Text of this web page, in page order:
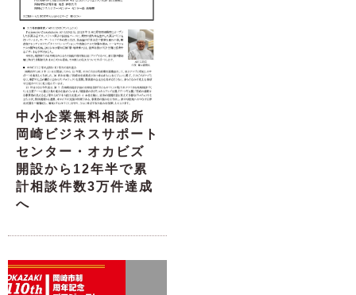
中小企業無料相談所
岡崎ビジネスサポート
センター・オカビズ
開設から12年半で累
計相談件数3万件達成
へ